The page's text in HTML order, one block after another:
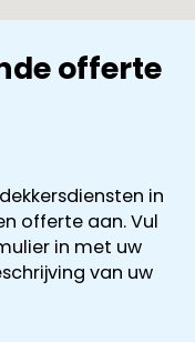
offerte
in
offerte aan. Vul
in met uw
van uw